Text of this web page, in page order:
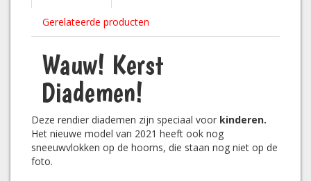
Gerelateerde producten
Wauw! Kerst
Diademen!
Deze rendier diademen zijn speciaal voor kinderen.
Het nieuwe model van 2021 heeft ook nog
sneeuwvlokken op de hoorns, die staan nog niet op de
foto.